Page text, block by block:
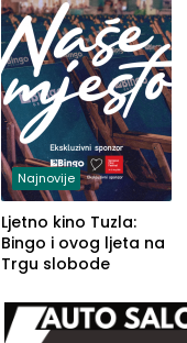
Najnovije
Ljetno kino Tuzla:
Bingo i ovog ljeta na
Trgu slobode